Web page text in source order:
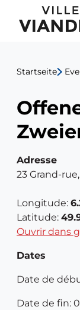
Startseite
Adresse
23 Grand-
Longitude:
Latitude:
Ouvrir dans
Dates
Date de
Date de fin: